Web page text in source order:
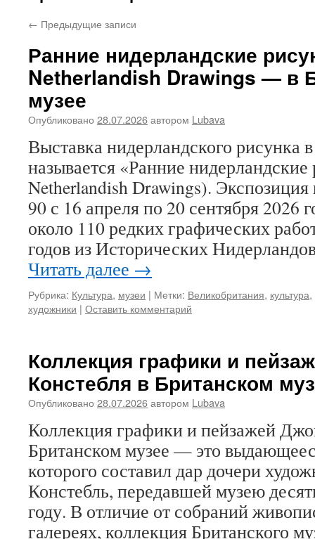
← Предыдущие записи
Ранние нидерландские
Netherlandish Drawings — в
музее
Опубликовано 28.07.2026автором Lubava
Выставка нидерландского рисунка
называется «Ранние
Netherlandish Drawings). Экспозиция
90 с 16 апреля по 20 сентября 2026
около 110 редких графических
годов из Исторических
Читать далее →
Рубрика: Культура, музеи | Метки: Великобритания, культура,
художники | Оставить комментарий
Коллекция графики и
Констебля в Британском
Опубликовано 28.07.2026автором Lubava
Коллекция графики и пейзажей
Британском музее — это
которого составил дар дочери
Констебль, передавшей музею
году. В отличие от собраний
галереях, коллекция Британского